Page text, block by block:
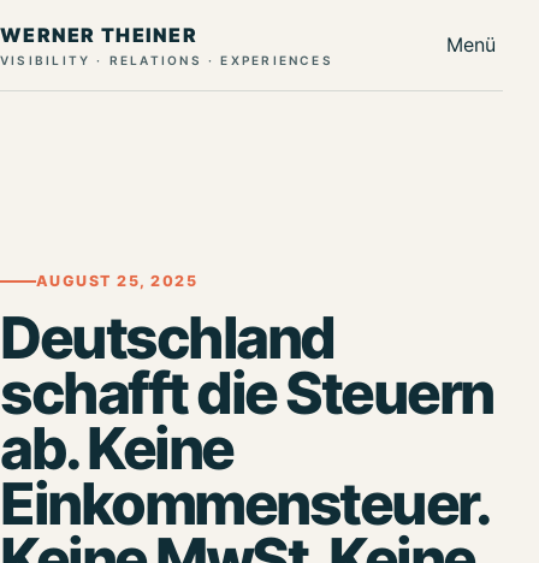
WERNER THEINER
VISIBILITY · RELATIONS · EXPERIENCES
Menü
AUGUST 25, 2025
Deutschland
schafft die Steuern
ab. Keine
Einkommensteuer.